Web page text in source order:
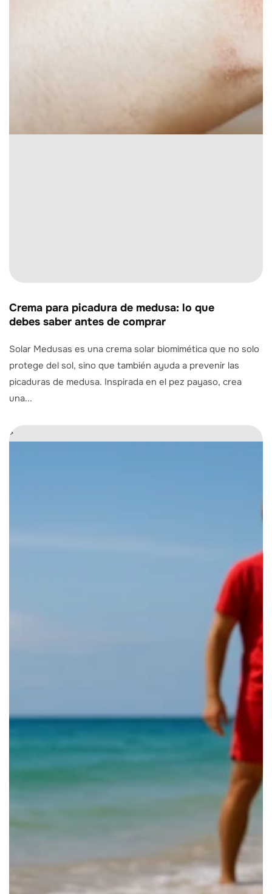
Crema para picadura de medusa: lo que
debes saber antes de comprar
Solar Medusas es una crema solar biomimética que no solo
protege del sol, sino que también ayuda a prevenir las
picaduras de medusa. Inspirada en el pez payaso, crea
una...
>